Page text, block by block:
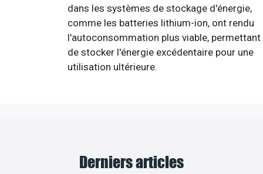
dans les systèmes de stockage d'énergie,
comme les batteries lithium-ion, ont rendu
l'autoconsommation plus viable, permettant
de stocker l'énergie excédentaire pour une
utilisation ultérieure.
Derniers articles